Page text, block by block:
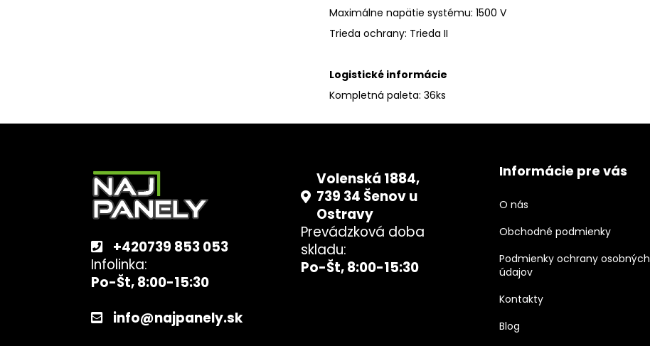
Maximálne napätie systému: 1500 V
Trieda ochrany: Trieda II
Logistické informácie
Kompletná paleta: 36ks
+420739 853 053
Infolinka:
Po-Št, 8:00-15:30
info@najpanely.sk
Volenská 1884,
739 34 Šenov u
Ostravy
Prevádzková doba
skladu:
Po-Št, 8:00-15:30
Informácie pre vás
O nás
Obchodné podmienky
Podmienky ochrany osobných
údajov
Kontakty
Blog